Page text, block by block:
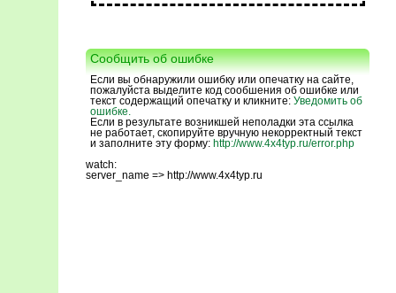
Сообщить об ошибке
Если вы обнаружили ошибку или опечатку на сайте,
пожалуйста выделите код сообшения об ошибке или
текст содержащий опечатку и кликните: Уведомить об
ошибке.
Если в результате возникшей неполадки эта ссылка
не работает, скопируйте вручную некорректный текст
и заполните эту форму: http://www.4x4typ.ru/error.php
watch:
server_name => http://www.4x4typ.ru